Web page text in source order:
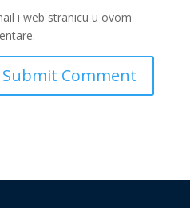
i web stranicu u ovom